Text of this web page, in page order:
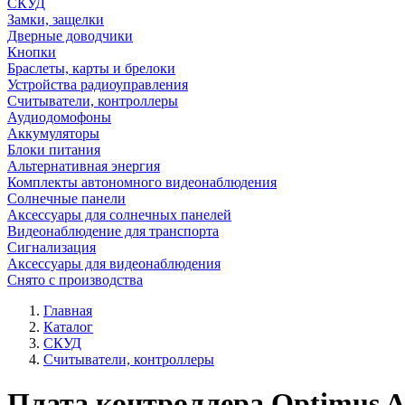
СКУД
Замки, защелки
Дверные доводчики
Кнопки
Браслеты, карты и брелоки
Устройства радиоуправления
Считыватели, контроллеры
Аудиодомофоны
Аккумуляторы
Блоки питания
Альтернативная энергия
Комплекты автономного видеонаблюдения
Солнечные панели
Аксессуары для солнечных панелей
Видеонаблюдение для транспорта
Сигнализация
Аксессуары для видеонаблюдения
Снято с производства
Главная
Каталог
СКУД
Считыватели, контроллеры